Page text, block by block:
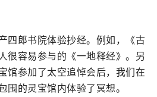
四郎书院体验抄经。例如，《古
很容易参与的《一地释经》。另
馆参加了太空追悼会后，我们在
围的灵宝馆内体验了冥想。